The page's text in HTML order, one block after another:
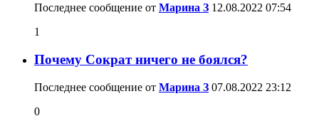
Последнее сообщение от Марина З 12.08.2022 07:54
1
Почему Сократ ничего не боялся?
Последнее сообщение от Марина З 07.08.2022 23:12
0